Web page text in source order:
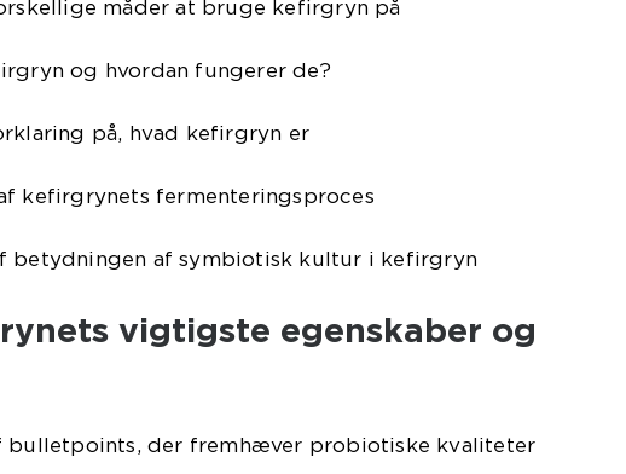
måder at bruge kefirgryn på
og hvordan fungerer de?
på, hvad kefirgryn er
kefirgrynets fermenteringsproces
betydningen af symbiotisk kultur i kefirgryn
vigtigste egenskaber og
bulletpoints, der fremhæver probiotiske kvaliteter